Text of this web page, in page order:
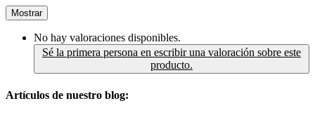
Mostrar
No hay valoraciones disponibles.
Sé la primera persona en escribir una valoración sobre este
producto.
Artículos de nuestro blog: